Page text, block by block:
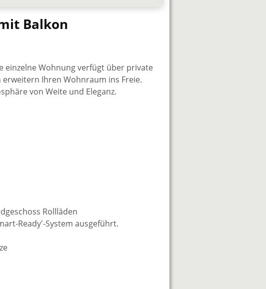
Balkon
einzelne Wohnung verfügt über private
erweitern Ihren Wohnraum ins Freie.
von Weite und Eleganz.
Rollläden
Ready'-System ausgeführt.